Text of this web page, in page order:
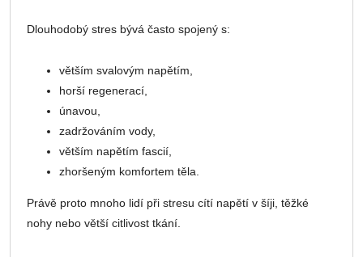
Dlouhodobý stres bývá často spojený s:
větším svalovým napětím,
horší regenerací,
únavou,
zadržováním vody,
větším napětím fascií,
zhoršeným komfortem těla.
Právě proto mnoho lidí při stresu cítí napětí v šíji, těžké
nohy nebo větší citlivost tkání.